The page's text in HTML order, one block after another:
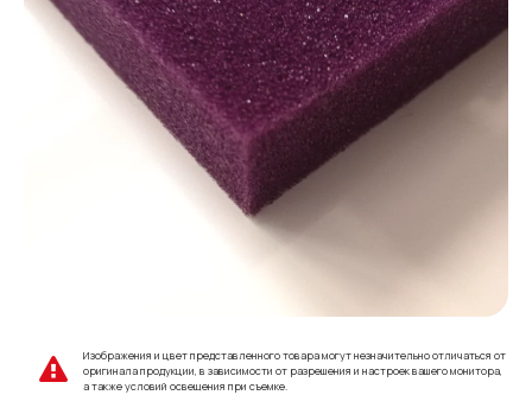
Изображения и цвет представленного товара могут незначительно отличаться от
оригинала продукции, в зависимости от разрешения и настроек вашего монитора,
а также условий освещения при съемке.